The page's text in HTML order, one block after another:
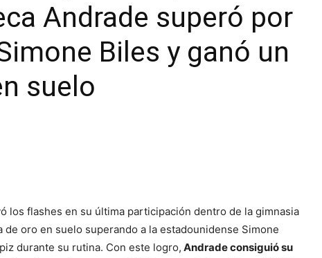
TELEVISIÓN
Andrade superó por
Biles y ganó un
suelo
los flashes en su última participación dentro de la gimnasia
oro en suelo superando a la estadounidense Simone
durante su rutina. Con este logro, Andrade consiguió su